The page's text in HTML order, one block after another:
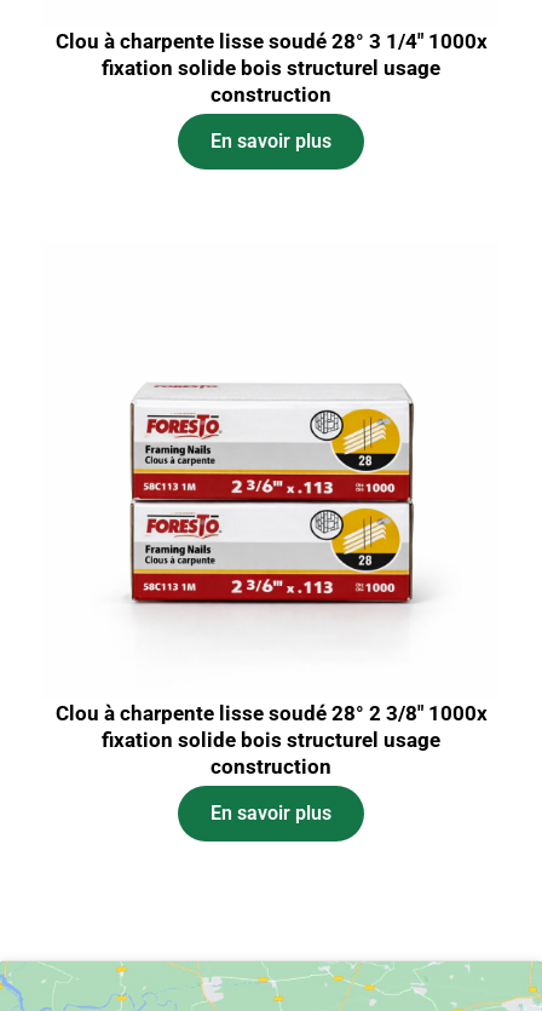
Clou à charpente lisse soudé 28° 3 1/4″ 1000x
fixation solide bois structurel usage
construction
En savoir plus
Clou à charpente lisse soudé 28° 2 3/8″ 1000x
fixation solide bois structurel usage
construction
En savoir plus